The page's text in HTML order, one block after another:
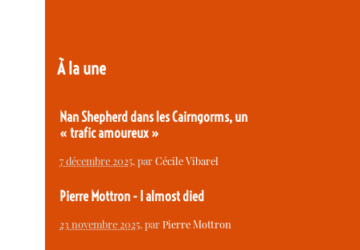
À la une
Nan Shepherd dans les Cairngorms, un
« trafic amoureux »
7 décembre 2025, parCécile Vibarel
Pierre Mottron - I almost died
23 novembre 2025, parPierre Mottron